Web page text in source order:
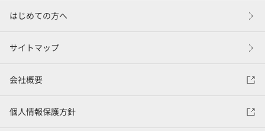
はじめての方へ
サイトマップ
会社概要
個人情報保護方針